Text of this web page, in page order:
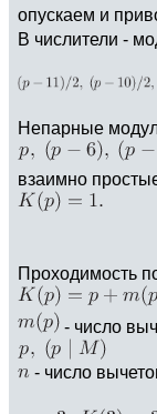
опускаем и
В числители -
Непарные
взаимно
Проходимость
- число
- число